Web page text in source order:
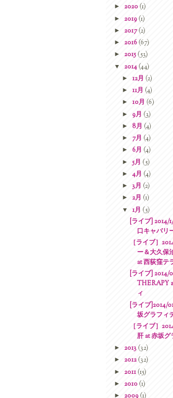
► 2020 (1)
► 2019 (1)
► 2017(2)
► 2016 (67)
► 2015 (53)
▼ 2014 (44)
► 12月 (2)
► 11月 (4)
► 10月 (6)
► 9月 (3)
► 8月 (4)
► 7月 (4)
► 6月 (4)
► 5月 (5)
► 4月 (4)
► 3月 (2)
► 2月 (1)
▼ 1月 (5)
[ライブ] 2014/
口キャバリ
［ライブ］
ー＆大久保
at 西荻窪テ
[ライブ]
THERAPY
ィ
[ライブ]2014/
坂グラフィ
［ライブ］
肝 at 赤坂
► 2013 (32)
► 2012(32)
► 2011 (15)
► 2010 (1)
► 2009 (1)